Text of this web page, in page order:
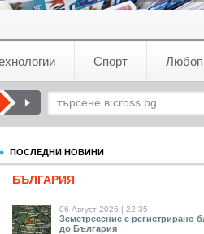
Спорт
ПОСЛЕДНИ НОВИНИ
БЪЛГАРИЯ
06 Август 2026 | 22:35
Земетресение е регистрирано
до България